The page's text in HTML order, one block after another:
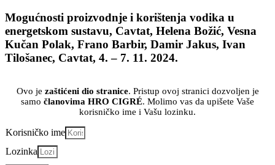
Mogućnosti proizvodnje i korištenja vodika u
energetskom sustavu, Cavtat, Helena Božić, Vesna
Kučan Polak, Frano Barbir, Damir Jakus, Ivan
Tilošanec, Cavtat, 4. – 7. 11. 2024.
Ovo je zaštićeni dio stranice. Pristup ovoj stranici dozvoljen je
samo članovima HRO CIGRÉ. Molimo vas da upišete Vaše
korisničko ime i Vašu lozinku.
Korisničko ime
Lozinka